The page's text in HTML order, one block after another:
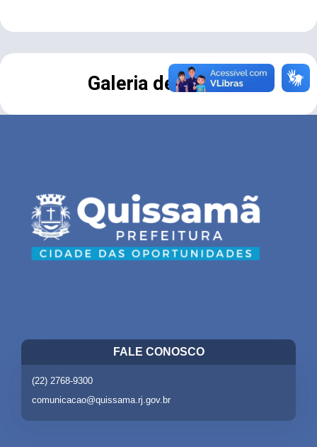
Galeria de Fotos
FALE CONOSCO
(22) 2768-9300
comunicacao@quissama.rj.gov.br